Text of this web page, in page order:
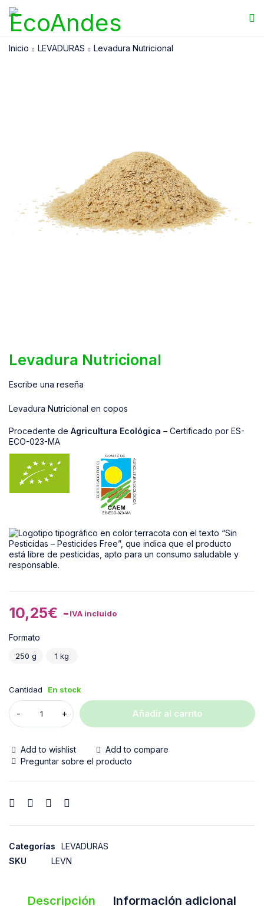
Inicio LEVADURAS Levadura Nutricional
Levadura Nutricional
Escribe una reseña
Levadura Nutricional en copos
Procedente de Agricultura Ecológica – Certificado por ES-
ECO-023-MA
10,25€ -IVA incluido
Formato
250 g 1 kg
Cantidad En stock
Añadir al carrito
Add to wishlist
Add to compare
Preguntar sobre el producto
Categorías
LEVADURAS
SKU
LEVN
Descripción
Información adicional